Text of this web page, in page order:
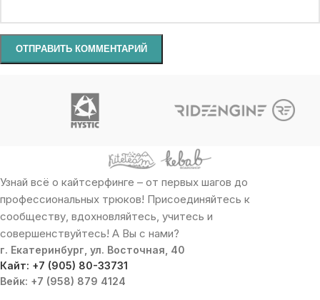
Узнай всё о кайтсерфинге – от первых шагов до
профессиональных трюков! Присоединяйтесь к
сообществу, вдохновляйтесь, учитесь и
совершенствуйтесь! А Вы с нами?
г. Екатеринбург, ул. Восточная, 40
Кайт: +7 (905) 80-33731
Вейк: +7 (958) 879 4124